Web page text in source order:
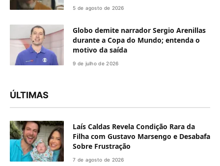
5 de agosto de 2026
Globo demite narrador Sergio Arenillas
durante a Copa do Mundo; entenda o
motivo da saída
9 de julho de 2026
ÚLTIMAS
Laís Caldas Revela Condição Rara da
Filha com Gustavo Marsengo e Desabafa
Sobre Frustração
7 de agosto de 2026